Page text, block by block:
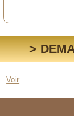
>
Voir